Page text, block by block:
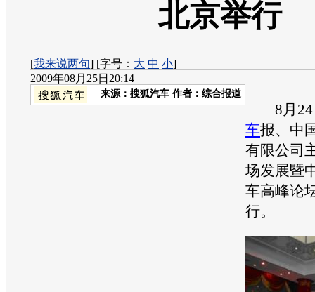
北京举行
[我来说两句] [字号： 大 中 小]
2009年08月25日20:14
来源： 搜狐汽车 作者：综合报道
8月24
车报、中
有限公司
场发展暨
车高峰论
行。